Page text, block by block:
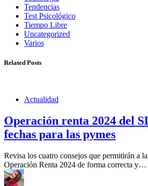
Tendencias
Test Psicológico
Tiempo Libre
Uncategorized
Varios
Related Posts
Actualidad
Operación renta 2024 del
fechas para las pymes
Revisa los cuatro consejos que permitirán a
Operación Renta 2024 de forma correcta y…